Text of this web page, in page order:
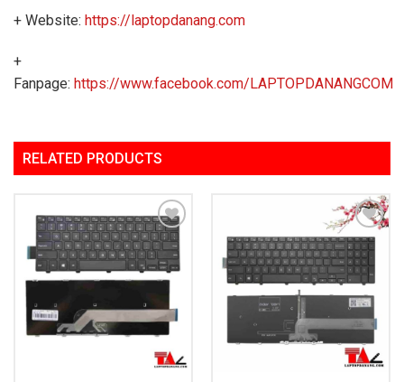
+ Website: https://laptopdanang.com
+
Fanpage: https://www.facebook.com/LAPTOPDANANGCOM
RELATED PRODUCTS
Add to
Wishlist
Add to
Wishlist